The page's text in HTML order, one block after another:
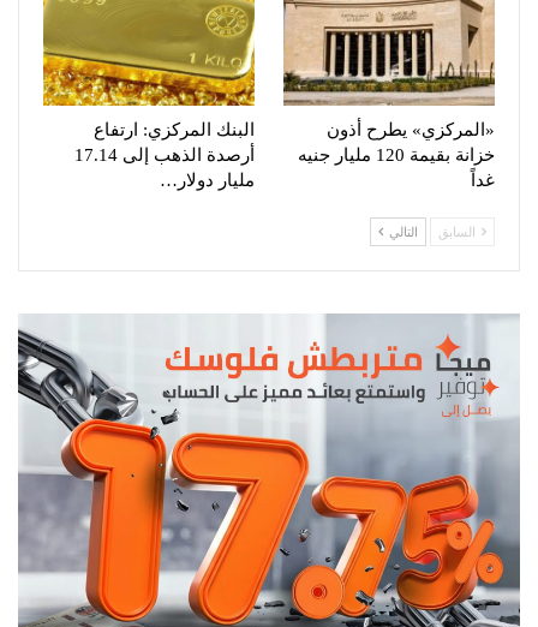
«المركزي» يطرح أذون
خزانة بقيمة 120 مليار جنيه
غداً
البنك المركزي: ارتفاع
أرصدة الذهب إلى 17.14
مليار دولار…
السابق التالي